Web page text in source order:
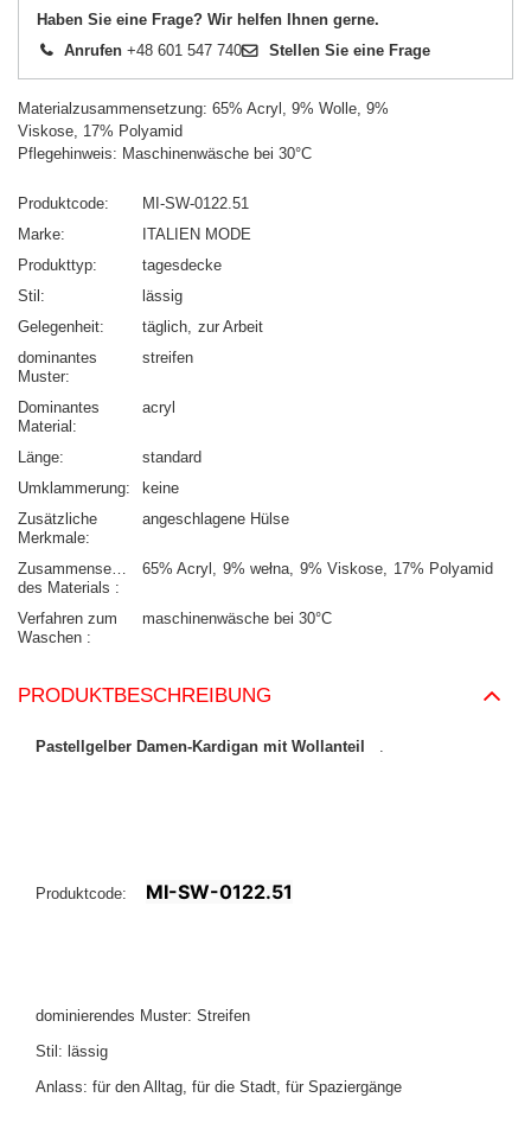
Haben Sie eine Frage? Wir helfen Ihnen gerne.
Anrufen +48 601 547 740 Stellen Sie eine Frage
Materialzusammensetzung: 65% Acryl, 9% Wolle, 9%
Viskose, 17% Polyamid
Pflegehinweis: Maschinenwäsche bei 30°C
Produktcode
MI-SW-0122.51
Marke
ITALIEN MODE
Produkttyp
tagesdecke
Stil
lässig
Gelegenheit
täglich zur Arbeit
dominantes
Muster
streifen
Dominantes
Material
acryl
Länge
standard
Umklammerung
keine
Zusätzliche
Merkmale
angeschlagene Hülse
Zusammensetzung
des Materials
65% Acryl 9% wełna 9% Viskose 17% Polyamid
Verfahren zum
Waschen
maschinenwäsche bei 30°C
PRODUKTBESCHREIBUNG
Pastellgelber Damen-Kardigan mit Wollanteil .
Produktcode: MI-SW-0122.51
dominierendes Muster: Streifen
Stil: lässig
Anlass: für den Alltag, für die Stadt, für Spaziergänge